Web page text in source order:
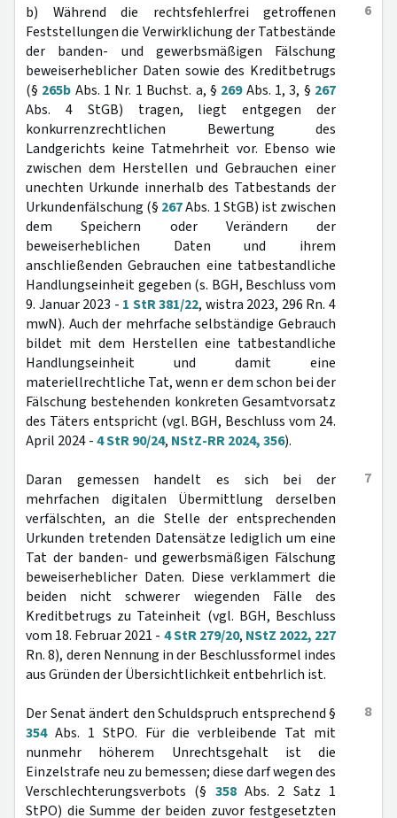
6
b) Während die rechtsfehlerfrei getroffenen
Feststellungen die Verwirklichung der Tatbestände
der banden- und gewerbsmäßigen Fälschung
beweiserheblicher Daten sowie des Kreditbetrugs
(§ 265b Abs. 1 Nr. 1 Buchst. a, § 269Abs. 1, 3, § 267
Abs. 4 StGB) tragen, liegt entgegen der
konkurrenzrechtlichen Bewertung des
Landgerichts keine Tatmehrheit vor. Ebenso wie
zwischen dem Herstellen und Gebrauchen einer
unechten Urkunde innerhalb des Tatbestands der
Urkundenfälschung (§ 267Abs. 1 StGB) ist zwischen
dem Speichern oder Verändern der
beweiserheblichen Daten und ihrem
anschließenden Gebrauchen eine tatbestandliche
Handlungseinheit gegeben (s. BGH, Beschluss vom
9. Januar 2023 - 1 StR 381/22, wistra 2023, 296 Rn. 4
mwN). Auch der mehrfache selbständige Gebrauch
bildet mit dem Herstellen eine tatbestandliche
Handlungseinheit und damit eine
materiellrechtliche Tat, wenn er dem schon bei der
Fälschung bestehenden konkreten Gesamtvorsatz
des Täters entspricht (vgl. BGH, Beschluss vom 24.
April 2024 -4 StR 90/24, NStZ-RR 2024, 356).
7
Daran gemessen handelt es sich bei der
mehrfachen digitalen Übermittlung derselben
verfälschten, an die Stelle der entsprechenden
Urkunden tretenden Datensätze lediglich um eine
Tat der banden- und gewerbsmäßigen Fälschung
beweiserheblicher Daten. Diese verklammert die
beiden nicht schwerer wiegenden Fälle des
Kreditbetrugs zu Tateinheit (vgl. BGH, Beschluss
vom 18. Februar 2021 - 4 StR 279/20, NStZ 2022, 227
Rn. 8), deren Nennung in der Beschlussformel indes
aus Gründen der Übersichtlichkeit entbehrlich ist.
8
Der Senat ändert den Schuldspruch entsprechend §
354Abs. 1 StPO. Für die verbleibende Tat mit
nunmehr höherem Unrechtsgehalt ist die
Einzelstrafe neu zu bemessen; diese darf wegen des
Verschlechterungsverbots (§ 358Abs. 2 Satz 1
StPO) die Summe der beiden zuvor festgesetzten